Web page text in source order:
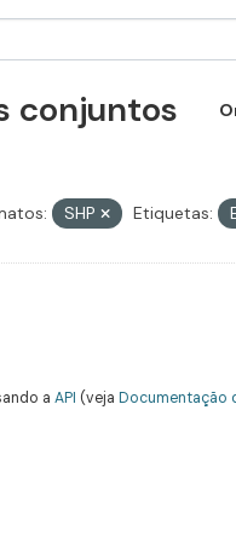
conjuntos
SHP Etiquetas:
a API (veja Documentação